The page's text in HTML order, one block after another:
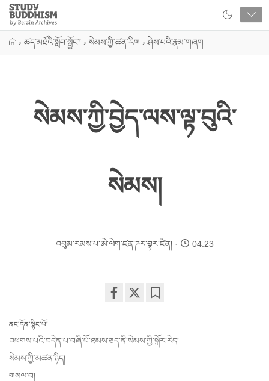
Close
Study
Buddhism
› ཚད་མཐོའི་སློབ་སྦྱོང་། › སེམས་ཀྱི་ཚན་རིག ›ཤེས་པའི་རྣམ་གཞག
སེམས་ཀྱི་བྱེད་ལས་ལྟ་བུའི་
སེམས།
འབུམ་རམས་པ་ཨེ་ལེག་ཛན་ཌར་བྷར་ཛིན། 04:23
facebook
ནང་དོན་སྙིང་པོ།
འཕགས་པའི་བདེན་པ་བཞི་པོ་ཐམས་ཅད་ནི་སེམས་ཀྱི་སྐོར་རེད།
སེམས་ཀྱི་མཚན་ཉིད།
གསལ་བ།